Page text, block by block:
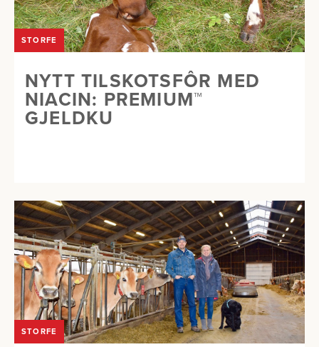
STORFE
NYTT TILSKOTSFÔR MED
NIACIN: PREMIUM™
GJELDKU
STORFE